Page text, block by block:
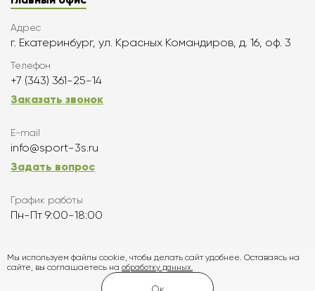
Адрес
г. Екатеринбург, ул. Красных Командиров, д. 16, оф. 3
Телефон
+7 (343) 361-25-14
Заказать звонок
E-mail
info@sport-3s.ru
Задать вопрос
График работы
Пн-Пт 9:00-18:00
Подписаться
Мы используем файлы cookie, чтобы делать сайт удобнее. Оставаясь на
сайте, вы соглашаетесь на обработку данных.
Ок